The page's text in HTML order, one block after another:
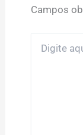
Campos
aqui...